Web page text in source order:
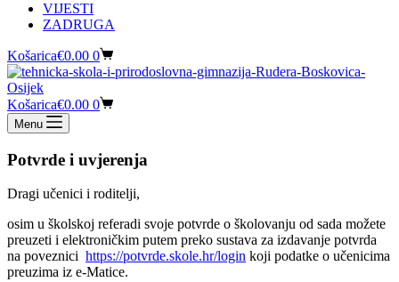
VIJESTI
ZADRUGA
Košarica€0.00 0
Košarica€0.00 0
Menu
Potvrde i uvjerenja
Dragi učenici i roditelji,
osim u školskoj referadi svoje potvrde o školovanju od sada možete
preuzeti i elektroničkim putem preko sustava za izdavanje potvrda
na poveznici https://potvrde.skole.hr/login koji podatke o učenicima
preuzima iz e-Matice.